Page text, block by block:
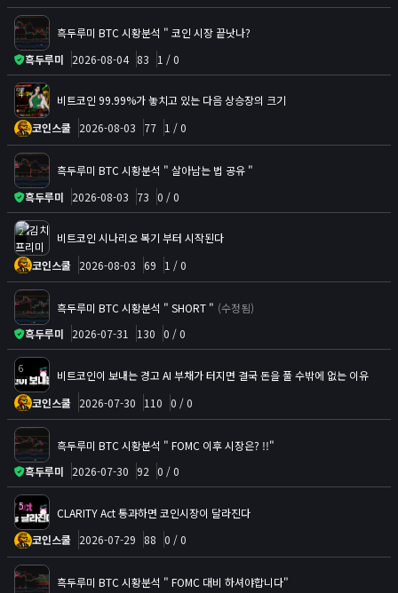
흑두루미 BTC 시황분석 " 코인 시장 끝낫나?
흑두루미
2026-08-04 83 1 / 0
4
비트코인 99.99%가 놓치고 있는 다음 상승장의 크기
코인스쿨 2026-08-03 77 1 / 0
흑두루미 BTC 시황분석 " 살아남는 법 공유 "
흑두루미
2026-08-03 73 0 / 0
2
비트코인 시나리오 복기 부터 시작된다
코인스쿨 2026-08-03 69 1 / 0
흑두루미 BTC 시황분석 " SHORT " (수정됨)
흑두루미
2026-07-31 130 0 / 0
6
비트코인이 보내는 경고 AI 부채가 터지면 결국 돈을 풀 수밖에 없는 이유
코인스쿨 2026-07-30 110 0 / 0
흑두루미 BTC 시황분석 " FOMC 이후 시장은? !!"
흑두루미
2026-07-30 92 0 / 0
5
CLARITY Act 통과하면 코인시장이 달라진다
코인스쿨 2026-07-29 88 0 / 0
흑두루미 BTC 시황분석 " FOMC 대비 하셔야합니다"